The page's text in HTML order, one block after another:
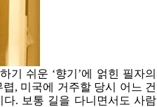
기 쉬운 ‘향기’에 얽힌 필자의
, 미국에 거주할 당시 어느 건
. 보통 길을 다니면서도 사람